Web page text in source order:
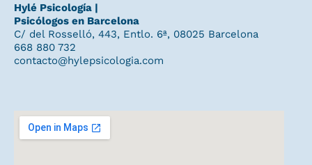
Hylé Psicología |
Psicólogos en Barcelona
C/ del Rosselló, 443, Entlo. 6ª, 08025 Barcelona
668 880 732
contacto@hylepsicologia.com